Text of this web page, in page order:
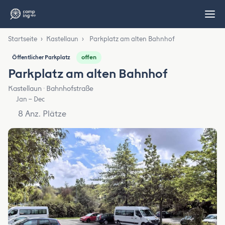
Startseite › Kastellaun › Parkplatz am alten Bahnhof
Öffentlicher Parkplatz offen
Parkplatz am alten Bahnhof
Kastellaun · Bahnhofstraße
Jan – Dec
8 Anz. Plätze